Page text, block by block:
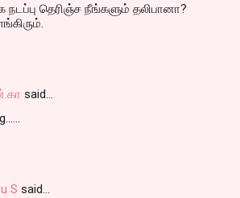
நடப்பு தெரிஞ்ச நீங்களும் தலிபானா?
said…
S said…